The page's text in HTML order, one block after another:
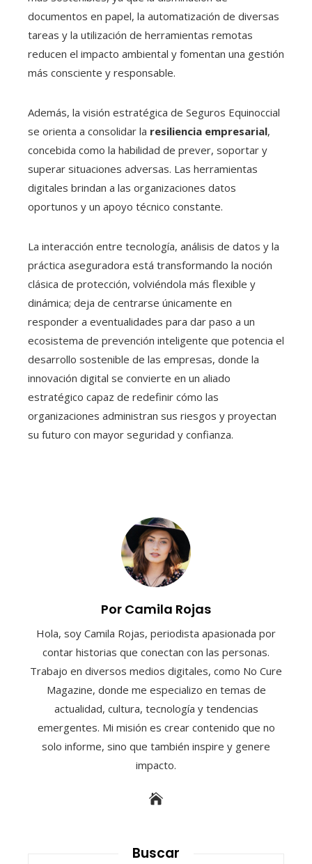
documentos en papel, la automatización de diversas
tareas y la utilización de herramientas remotas
reducen el impacto ambiental y fomentan una gestión
más consciente y responsable.
Además, la visión estratégica de Seguros Equinoccial
se orienta a consolidar la resiliencia empresarial,
concebida como la habilidad de prever, soportar y
superar situaciones adversas. Las herramientas
digitales brindan a las organizaciones datos
oportunos y un apoyo técnico constante.
La interacción entre tecnología, análisis de datos y la
práctica aseguradora está transformando la noción
clásica de protección, volviéndola más flexible y
dinámica; deja de centrarse únicamente en
responder a eventualidades para dar paso a un
ecosistema de prevención inteligente que potencia el
desarrollo sostenible de las empresas, donde la
innovación digital se convierte en un aliado
estratégico capaz de redefinir cómo las
organizaciones administran sus riesgos y proyectan
su futuro con mayor seguridad y confianza.
Por Camila Rojas
Hola, soy Camila Rojas, periodista apasionada por
contar historias que conectan con las personas.
Trabajo en diversos medios digitales, como No Cure
Magazine, donde me especializo en temas de
actualidad, cultura, tecnología y tendencias
emergentes. Mi misión es crear contenido que no
solo informe, sino que también inspire y genere
impacto.
Buscar